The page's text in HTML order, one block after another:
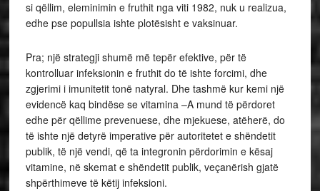
si qëllim, eleminimin e fruthit nga viti 1982, nuk u realizua,
edhe pse popullsia ishte plotësisht e vaksinuar.
Pra; një strategji shumë më tepër efektive, për të
kontrolluar infeksionin e fruthit do të ishte forcimi, dhe
zgjerimi i imunitetit tonë natyral. Dhe tashmë kur kemi një
evidencë kaq bindëse se vitamina –A mund të përdoret
edhe për qëllime prevenuese, dhe mjekuese, atëherë, do
të ishte një detyrë imperative për autoritetet e shëndetit
publik, të një vendi, që ta integronin përdorimin e kësaj
vitamine, në skemat e shëndetit publik, veçanërish gjatë
shpërthimeve të këtij infeksioni.